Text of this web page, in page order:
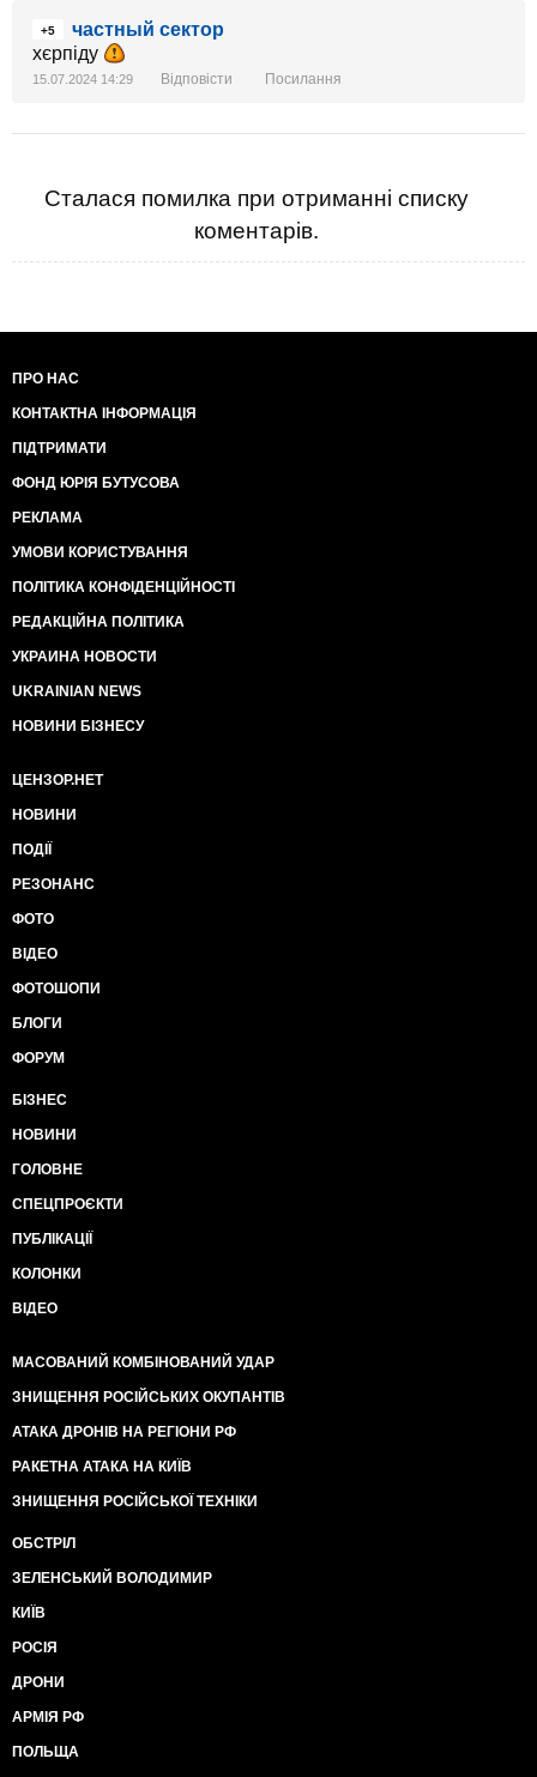
+5
частный сектор
хєрпіду
15.07.2024 14:29 Відповісти Посилання
Сталася помилка при отриманні списку
коментарів.
ПРО НАС
КОНТАКТНА ІНФОРМАЦІЯ
ПІДТРИМАТИ
ФОНД ЮРІЯ БУТУСОВА
РЕКЛАМА
УМОВИ КОРИСТУВАННЯ
ПОЛІТИКА КОНФІДЕНЦІЙНОСТІ
РЕДАКЦІЙНА ПОЛІТИКА
УКРАИНА НОВОСТИ
UKRAINIAN NEWS
НОВИНИ БІЗНЕСУ
ЦЕНЗОР.НЕТ
НОВИНИ
ПОДІЇ
РЕЗОНАНС
ФОТО
ВІДЕО
ФОТОШОПИ
БЛОГИ
ФОРУМ
БІЗНЕС
НОВИНИ
ГОЛОВНЕ
СПЕЦПРОЄКТИ
ПУБЛІКАЦІЇ
КОЛОНКИ
ВІДЕО
МАСОВАНИЙ КОМБІНОВАНИЙ УДАР
ЗНИЩЕННЯ РОСІЙСЬКИХ ОКУПАНТІВ
АТАКА ДРОНІВ НА РЕГІОНИ РФ
РАКЕТНА АТАКА НА КИЇВ
ЗНИЩЕННЯ РОСІЙСЬКОЇ ТЕХНІКИ
ОБСТРІЛ
ЗЕЛЕНСЬКИЙ ВОЛОДИМИР
КИЇВ
РОСІЯ
ДРОНИ
АРМІЯ РФ
ПОЛЬЩА